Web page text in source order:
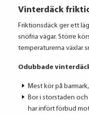
Vinterdäck
Friktionsdäck ger ett
snöfria vägar. Större
temperaturerna växlar
Odubbade
Mest kör på
Bor i storstaden
har infört förbud